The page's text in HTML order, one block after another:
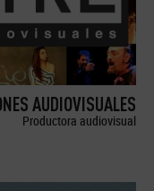
AUDIOVISUALES
Productora audiovisual